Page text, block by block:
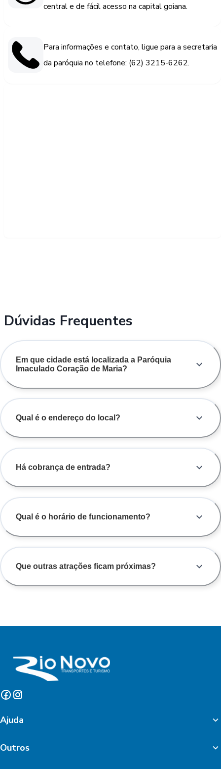
central e de fácil acesso na capital goiana.
Para informações e contato, ligue para a secretaria
da paróquia no telefone: (62) 3215-6262.
Dúvidas Frequentes
Em que cidade está localizada a Paróquia
Imaculado Coração de Maria?
Qual é o endereço do local?
Há cobrança de entrada?
Qual é o horário de funcionamento?
Que outras atrações ficam próximas?
Ajuda
Outros